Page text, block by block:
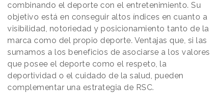
combinando el deporte con el entretenimiento. Su
objetivo está en conseguir altos índices en cuanto a
visibilidad, notoriedad y posicionamiento tanto de la
marca como del propio deporte. Ventajas que, si las
sumamos a los beneficios de asociarse a los valores
que posee el deporte como el respeto, la
deportividad o el cuidado de la salud, pueden
complementar una estrategia de RSC.